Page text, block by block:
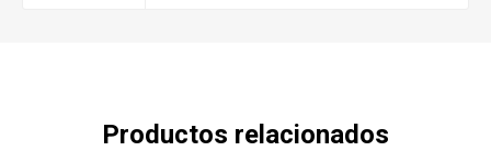
Productos relacionados